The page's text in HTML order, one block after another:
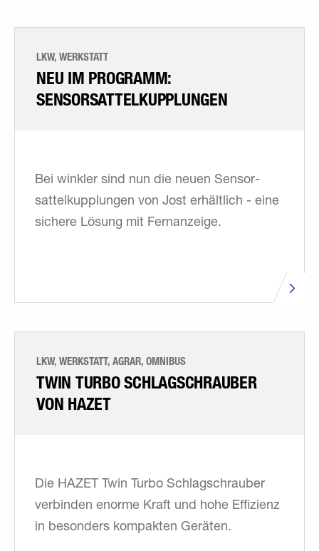
LKW, WERKSTATT
NEU IM PROGRAMM:
SENSORSATTELKUPPLUNGEN
Bei winkler sind nun die neuen Sensor­
sattelkupplungen von Jost erhältlich - eine
sichere Lösung mit Fernanzeige.
LKW, WERKSTATT, AGRAR, OMNIBUS
TWIN TURBO SCHLAGSCHRAUBER
VON HAZET
Die HAZET Twin Turbo Schlagschrauber
verbinden enorme Kraft und hohe Effizienz
in besonders kompakten Geräten.